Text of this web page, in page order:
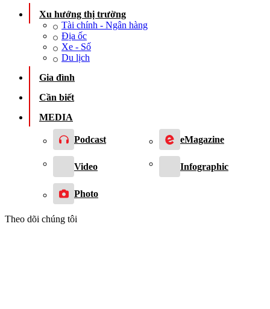
Xu hướng thị trường
Tài chính - Ngân hàng
Địa ốc
Xe - Số
Du lịch
Gia đình
Cần biết
MEDIA
Podcast eMagazine
Video Infographic
Photo
Theo dõi chúng tôi